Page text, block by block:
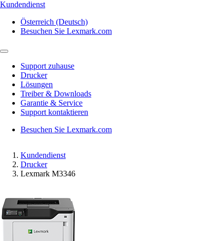
Kundendienst
Österreich (Deutsch)
Besuchen Sie Lexmark.com
Support zuhause
Drucker
Lösungen
Treiber & Downloads
Garantie & Service
Support kontaktieren
Besuchen Sie Lexmark.com
Kundendienst
Drucker
Lexmark M3346